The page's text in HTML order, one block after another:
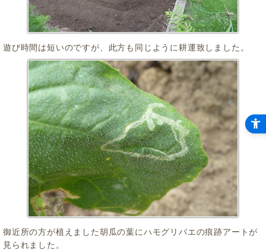
遊び時間は短いのですが、此方も同じように耕運致しました。
御近所の方が植えました胡瓜の葉にハモグリバエの痕跡アートが
見られました。